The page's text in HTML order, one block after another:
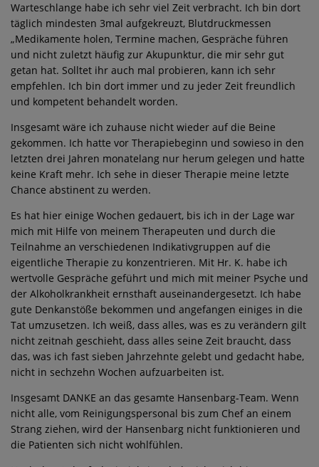
Warteschlange habe ich sehr viel Zeit verbracht. Ich bin dort
täglich mindesten 3mal aufgekreuzt, Blutdruckmessen
„Medikamente holen, Termine machen, Gespräche führen
und nicht zuletzt häufig zur Akupunktur, die mir sehr gut
getan hat. Solltet ihr auch mal probieren, kann ich sehr
empfehlen. Ich bin dort immer und zu jeder Zeit freundlich
und kompetent behandelt worden.
Insgesamt wäre ich zuhause nicht wieder auf die Beine
gekommen. Ich hatte vor Therapiebeginn und sowieso in den
letzten drei Jahren monatelang nur herum gelegen und hatte
keine Kraft mehr. Ich sehe in dieser Therapie meine letzte
Chance abstinent zu werden.
Es hat hier einige Wochen gedauert, bis ich in der Lage war
mich mit Hilfe von meinem Therapeuten und durch die
Teilnahme an verschiedenen Indikativgruppen auf die
eigentliche Therapie zu konzentrieren. Mit Hr. K. habe ich
wertvolle Gespräche geführt und mich mit meiner Psyche und
der Alkoholkrankheit ernsthaft auseinandergesetzt. Ich habe
gute Denkanstöße bekommen und angefangen einiges in die
Tat umzusetzen. Ich weiß, dass alles, was es zu verändern gilt
nicht zeitnah geschieht, dass alles seine Zeit braucht, dass
das, was ich fast sieben Jahrzehnte gelebt und gedacht habe,
nicht in sechzehn Wochen aufzuarbeiten ist.
Insgesamt DANKE an das gesamte Hansenbarg-Team. Wenn
nicht alle, vom Reinigungspersonal bis zum Chef an einem
Strang ziehen, wird der Hansenbarg nicht funktionieren und
die Patienten sich nicht wohlfühlen.